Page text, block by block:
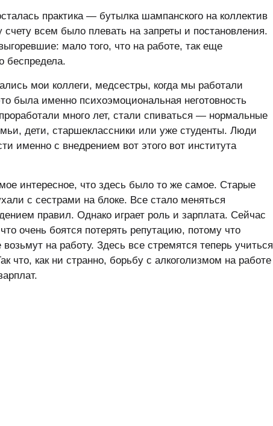
практика — бутылка шампанского на коллектив
всем было плевать на запреты и постановления.
мало того, что на работе, так еще
беспредела.
мои коллеги, медсестры, когда мы работали
была именно психоэмоциональная неготовность
много лет, стали спиваться — нормальные
дети, старшеклассники или уже студенты. Люди
именно с внедрением вот этого вот института
интересное, что здесь было то же самое. Старые
с сестрами на блоке. Все стало меняться
правил. Однако играет роль и зарплата. Сейчас
очень боятся потерять репутацию, потому что
на работу. Здесь все стремятся теперь учиться
что, как ни странно, борьбу с алкоголизмом на работе